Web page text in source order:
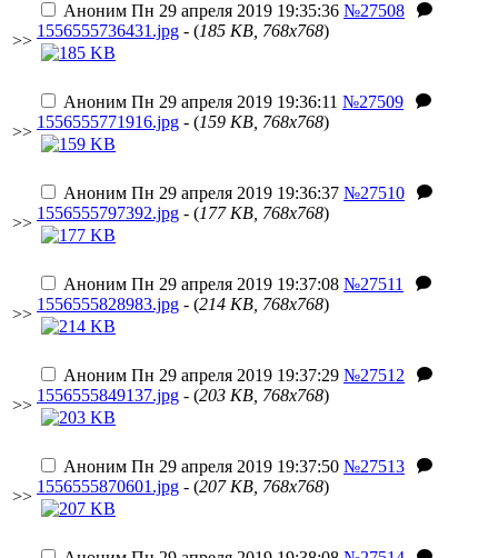
>>
Аноним Пн 29 апреля 2019 19:35:36 №27508
1556555736431.jpg - (185 KB, 768x768)
>>
Аноним Пн 29 апреля 2019 19:36:11 №27509
1556555771916.jpg - (159 KB, 768x768)
>>
Аноним Пн 29 апреля 2019 19:36:37 №27510
1556555797392.jpg - (177 KB, 768x768)
>>
Аноним Пн 29 апреля 2019 19:37:08 №27511
1556555828983.jpg - (214 KB, 768x768)
>>
Аноним Пн 29 апреля 2019 19:37:29 №27512
1556555849137.jpg - (203 KB, 768x768)
>>
Аноним Пн 29 апреля 2019 19:37:50 №27513
1556555870601.jpg - (207 KB, 768x768)